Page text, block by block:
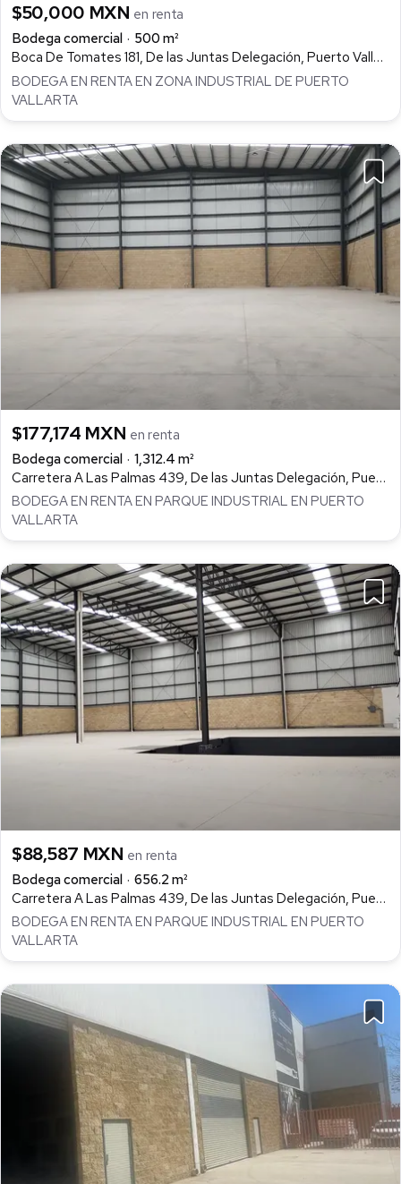
$50,000 MXN en renta
Bodega comercial
500 m²
Boca De Tomates 181, De las Juntas Delegación, Puerto Vallarta
BODEGA EN RENTA EN ZONA INDUSTRIAL DE PUERTO
VALLARTA
$177,174 MXN en renta
Bodega comercial
1,312.4 m²
Carretera A Las Palmas 439, De las Juntas Delegación, Puerto Vallarta
BODEGA EN RENTA EN PARQUE INDUSTRIAL EN PUERTO
VALLARTA
$88,587 MXN en renta
Bodega comercial
656.2 m²
Carretera A Las Palmas 439, De las Juntas Delegación, Puerto Vallarta
BODEGA EN RENTA EN PARQUE INDUSTRIAL EN PUERTO
VALLARTA